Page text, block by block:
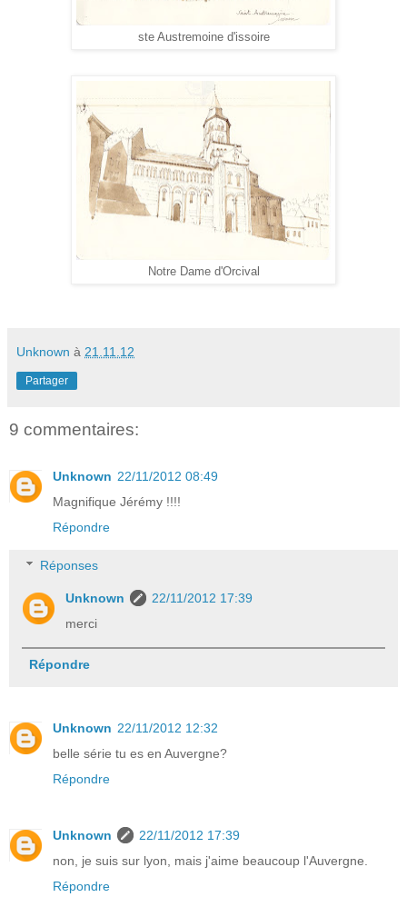
ste Austremoine d'issoire
Notre Dame d'Orcival
Unknown à 21.11.12
Partager
9 commentaires:
Unknown 22/11/2012 08:49
Magnifique Jérémy !!!!
Répondre
Réponses
Unknown
22/11/2012 17:39
merci
Répondre
Unknown 22/11/2012 12:32
belle série tu es en Auvergne?
Répondre
Unknown
22/11/2012 17:39
non, je suis sur lyon, mais j'aime beaucoup l'Auvergne.
Répondre